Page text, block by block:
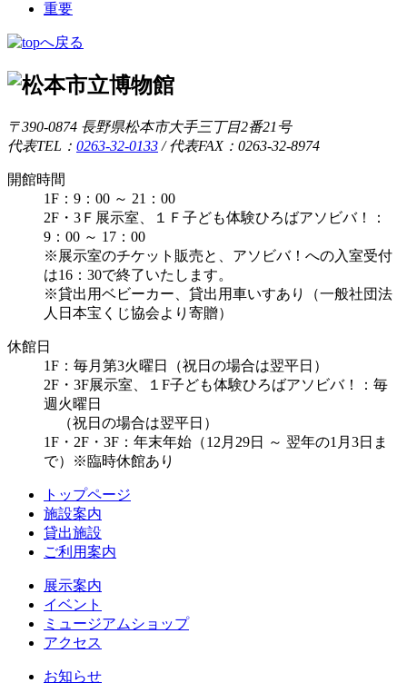
重要
〒390-0874 長野県松本市大手三丁目2番21号
代表TEL： 0263-32-0133 /代表FAX：0263-32-8974
開館時間
1F：9：00 ～ 21：00
2F・3Ｆ展示室、１Ｆ子ども体験ひろばアソビバ！：
9：00 ～ 17：00
※展示室のチケット販売と、アソビバ！への入室受付
は16：30で終了いたします。
※貸出用ベビーカー、貸出用車いすあり（一般社団法
人日本宝くじ協会より寄贈）
休館日
1F：毎月第3火曜日（祝日の場合は翌平日）
2F・3F展示室、１F子ども体験ひろばアソビバ！：毎
週火曜日
（祝日の場合は翌平日）
1F・2F・3F：年末年始（12月29日 ～ 翌年の1月3日ま
で）※臨時休館あり
トップページ
施設案内
貸出施設
ご利用案内
展示案内
イベント
ミュージアムショップ
アクセス
お知らせ